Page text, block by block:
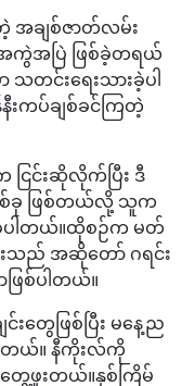
အချစ်ဇာတ်လမ်း
ကွဲအပြဲ ဖြစ်ခဲ့တရယ်
သတင်းရေးသားခဲ့ပါ
ကပ်ချစ်ခင်ကြတဲ့
ြင်းဆိုလိုက်ပြီး ဒီ
ဖြစ်တယ်လို့ သူက
ပါတယ်။ထိုစဉ်က မတ်
းသည် အဆိုတော် ဂရင်း
ြစ်ပါတယ်။
းတွေဖြစ်ပြီး မနေ့ည
တယ်။ နီကိုးလ်ကို
ေ့ဖူးတယ်။နှစ်ကြိမ်